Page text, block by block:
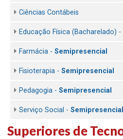
Ciências Contábeis
Educação Física (Bacharelado) -
Farmácia - Semipresencial
Fisioterapia - Semipresencial
Pedagogia - Semipresencial
Serviço Social - Semipresencial
Superiores de